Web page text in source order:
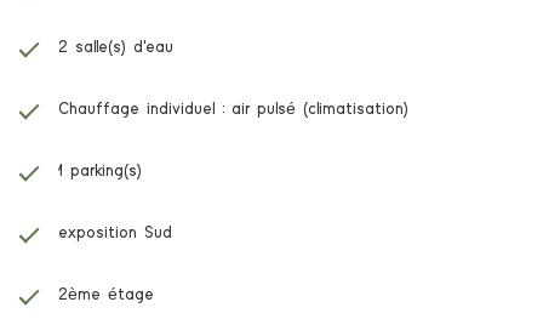
2 salle(s) d'eau
Chauffage individuel : air pulsé (climatisation)
1 parking(s)
exposition Sud
2ème étage